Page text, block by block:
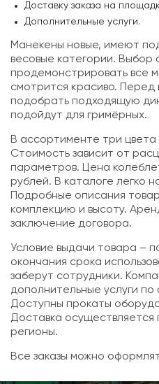
Доставку заказа на
Дополнительные услуги.
Манекены новые, имеют
весовые категории. Выбор
продемонстрировать все
смотрится красиво. Перед
подобрать подходящую
подойдут для гримёрных.
В ассортименте три
Стоимость зависит от
параметров. Цена
рублей. В каталоге легко
Подробные описания
комплекцию и высоту.
заключение договора.
Условие выдачи товара –
окончания срока
заберут сотрудники.
дополнительные услуги по
Доступны прокаты
Доставка
регионы.
Все заказы можно